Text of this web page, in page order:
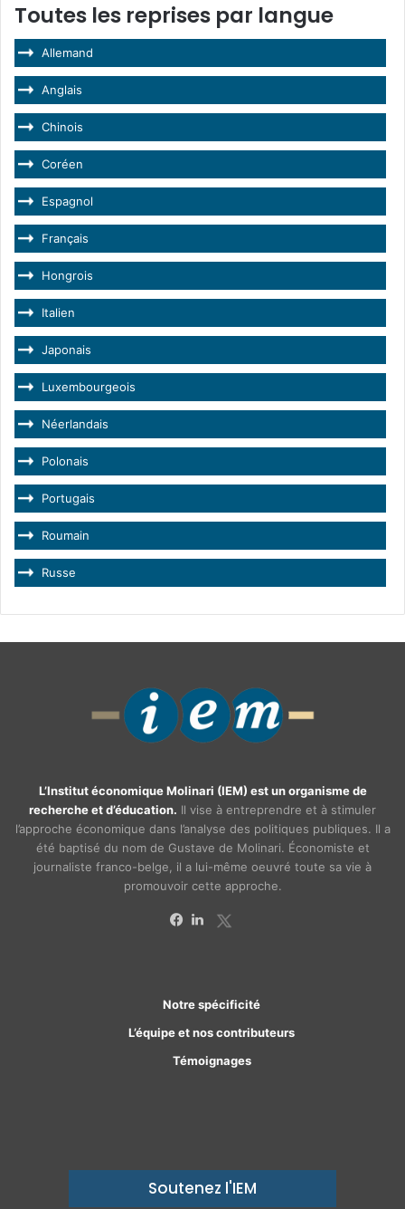
Toutes les reprises par langue
Allemand
Anglais
Chinois
Coréen
Espagnol
Français
Hongrois
Italien
Japonais
Luxembourgeois
Néerlandais
Polonais
Portugais
Roumain
Russe
L’Institut économique Molinari (IEM) est un organisme de
recherche et d’éducation. Il vise à entreprendre et à stimuler
l’approche économique dans l’analyse des politiques publiques. Il a
été baptisé du nom de Gustave de Molinari. Économiste et
journaliste franco-belge, il a lui-même oeuvré toute sa vie à
promouvoir cette approche.
Notre spécificité
L’équipe et nos contributeurs
Témoignages
Soutenez l'IEM